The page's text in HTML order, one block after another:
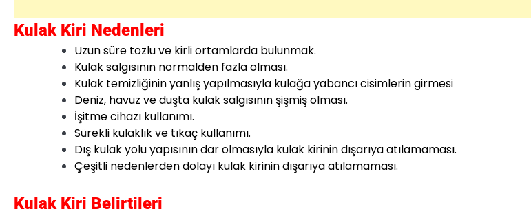
Kulak Kiri Nedenleri
Uzun süre tozlu ve kirli ortamlarda bulunmak.
Kulak salgısının normalden fazla olması.
Kulak temizliğinin yanlış yapılmasıyla kulağa yabancı cisimlerin girmesi
Deniz, havuz ve duşta kulak salgısının şişmiş olması.
İşitme cihazı kullanımı.
Sürekli kulaklık ve tıkaç kullanımı.
Dış kulak yolu yapısının dar olmasıyla kulak kirinin dışarıya atılamaması.
Çeşitli nedenlerden dolayı kulak kirinin dışarıya atılamaması.
Kulak Kiri Belirtileri